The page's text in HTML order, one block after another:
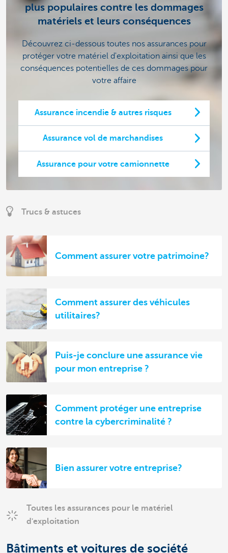
plus populaires contre les dommages
matériels et leurs conséquences
Découvrez ci-dessous toutes nos assurances pour
protéger votre matériel d'exploitation ainsi que les
conséquences potentielles de ces dommages pour
votre affaire
Assurance incendie & autres risques
Assurance vol de marchandises
Assurance pour votre camionnette
Trucs & astuces
Comment assurer votre patrimoine?
Comment assurer des véhicules
utilitaires?
Puis-je conclure une assurance vie
pour mon entreprise ?
Comment protéger une entreprise
contre la cybercriminalité ?
Bien assurer votre entreprise?
Toutes les assurances pour le matériel
d'exploitation
Bâtiments et voitures de société